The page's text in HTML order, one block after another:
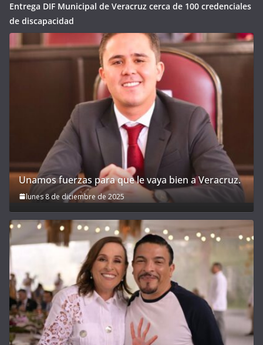
Entrega DIF Municipal de Veracruz cerca de 100 credenciales
de discapacidad
Unamos fuerzas para que le vaya bien a Veracruz.
lunes 8 de diciembre de 2025